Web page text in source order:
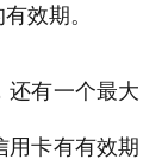
效期。
还有一个最大
用卡有有效期